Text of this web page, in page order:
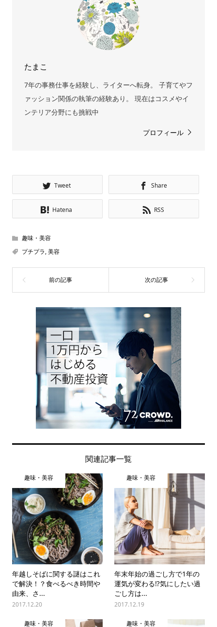
たまこ
7年の事務仕事を経験し、ライターへ転身。 子育てやフ
ァッション関係の執筆の経験あり。 現在はコスメやイ
ンテリア分野にも挑戦中
プロフィール
Tweet Share
Hatena RSS
趣味・美容
プチプラ,美容
関連記事一覧
趣味・美容
年越しそばに関する謎はこれ
で解決！？食べるべき時間や
由来、さ...
2017.12.20
趣味・美容
年末年始の過ごし方で1年の
運気が変わる⁉気にしたい過
ごし方は...
2017.12.19
趣味・美容 趣味・美容